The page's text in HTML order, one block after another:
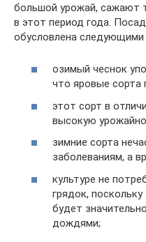
большой урожай, сажают
в этот период года.
обусловлена
озимый чеснок
что яровые сорта
этот сорт в
высокую
зимние сорта
заболеваниям, а
культуре не
грядок,
будет
дождями;